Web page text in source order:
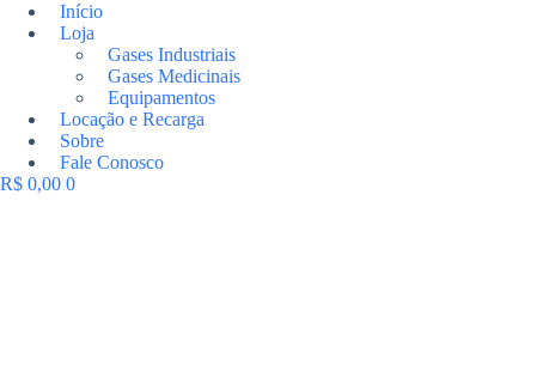
Início
Loja
Gases Industriais
Gases Medicinais
Equipamentos
Locação e Recarga
Sobre
Fale Conosco
R$ 0,00 0